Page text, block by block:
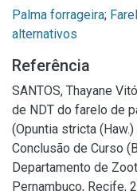
Palma forrageira;
alternativos
Referência
SANTOS, Thayane
de NDT do farelo de
(Opuntia stricta
Conclusão de Curso
Departamento de
Pernambuco, Recife,